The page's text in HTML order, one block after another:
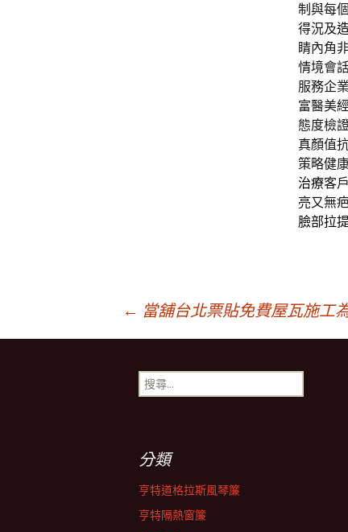
制與每
得況及
睛內角
情境會
服務企
富醫美
態度檢
真顏值
策略健
治療客
亮又無
臉部拉提
← 當舖台北票貼免費屋瓦施工
搜
尋
分類
亨特道格拉斯風琴簾
亨特隔熱窗簾